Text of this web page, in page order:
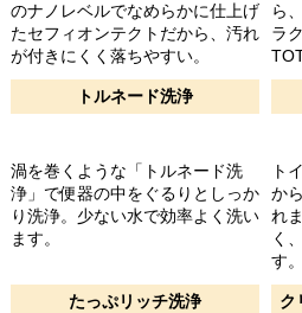
のナノレベルでなめらかに仕上げ
たセフィオンテクトだから、汚れ
が付きにくく落ちやすい。
ら
ラ
トルネード洗浄
渦を巻くような「トルネード洗
浄」で便器の中をぐるりとしっか
り洗浄。少ない水で効率よく洗い
ます。
ト
か
れ
く
す。
たっぷリッチ洗浄
ク